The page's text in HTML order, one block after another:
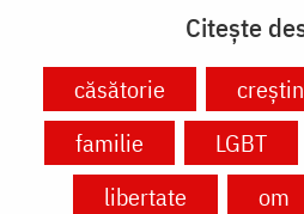
Citește
căsătorie creștin
familie
LGBT
libertate
om